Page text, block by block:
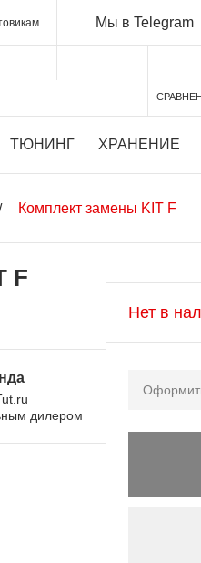
Мы в Telegram
ТЮНИНГ ХРАНЕНИЕ
Комплект замены KIT F
F
дилером
Нет в